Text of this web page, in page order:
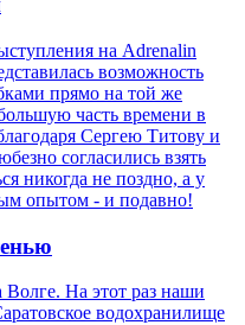
на Adrenalin
возможность
прямо на той же
часть времени в
Сергею Титову и
согласились взять
никогда не поздно, а у
опытом - и подавно!
На этот раз наши
водохранилище